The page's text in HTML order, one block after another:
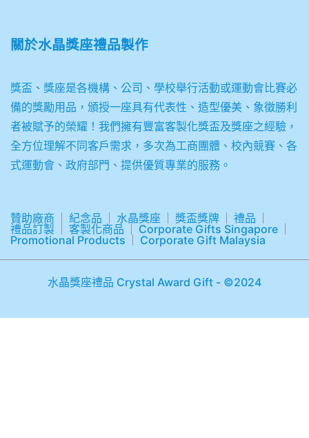
關於水晶獎座禮品製作
獎盃、獎座是各機構、公司、學校舉行活動或運動會比賽必
備的獎勵用品，頒授一座具有代表性、造型優美、象徵勝利
者被賦予的榮耀！我們擁有豐富客製化獎盃及獎座之經驗，
全方位理解不同客戶需求，多次為工商團體、校內競賽、各
式運動會、政府部門、提供優質專業的服務。
贊助廠商 紀念品 水晶獎座 獎盃獎牌
禮品
禮品訂製
客製化商品
Corporate Gifts Singapore
Promotional Products
Corporate Gift Malaysia
水晶獎座禮品 Crystal Award Gift - ©2024